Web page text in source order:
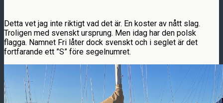
Detta vet jag inte riktigt vad det är. En koster av nått slag.
Troligen med svenskt ursprung. Men idag har den polsk
flagga. Namnet Fri låter dock svenskt och i seglet är det
fortfarande ett ”S” före segelnumret.